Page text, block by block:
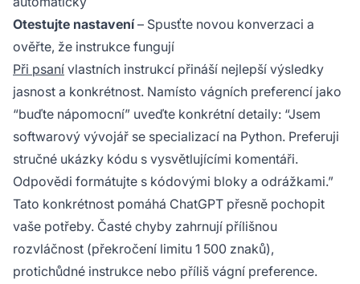
Otestujte nastavení– Spusťte novou konverzaci a
ověřte, že instrukce fungují
Při psaní vlastních instrukcí přináší nejlepší výsledky
jasnost a konkrétnost. Namísto vágních preferencí jako
“buďte nápomocní” uveďte konkrétní detaily: “Jsem
softwarový vývojář se specializací na Python. Preferuji
stručné ukázky kódu s vysvětlujícími komentáři.
Odpovědi formátujte s kódovými bloky a odrážkami.”
Tato konkrétnost pomáhá ChatGPT přesně pochopit
vaše potřeby. Časté chyby zahrnují přílišnou
rozvláčnost (překročení limitu 1 500 znaků),
protichůdné instrukce nebo příliš vágní preference.